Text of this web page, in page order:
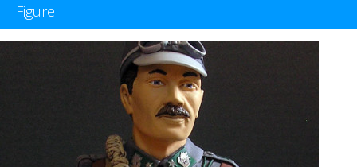
Figure